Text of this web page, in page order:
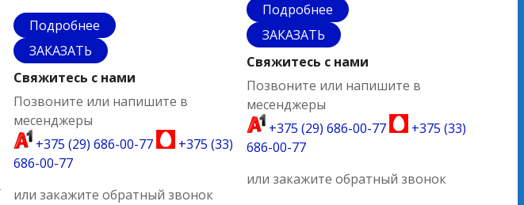
Подробнее
ЗАКАЗАТЬ
Свяжитесь с нами
Позвоните или напишите в
месенджеры
+375 (29) 686-00-77
+375 (33)
686-00-77
или закажите обратный звонок
Подробнее
ЗАКАЗАТЬ
Свяжитесь с нами
Позвоните или напишите в
месенджеры
+375 (29) 686-00-77
+375 (33)
686-00-77
или закажите обратный звонок